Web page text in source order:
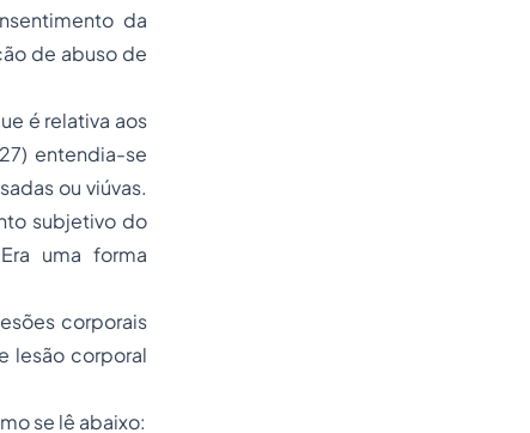
da
de abuso de
é relativa aos
entendia-se
ou viúvas.
subjetivo do
uma forma
corporais
lesão corporal
se lê abaixo: